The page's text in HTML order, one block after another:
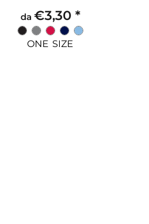
da €3,30 *
ONE SIZE